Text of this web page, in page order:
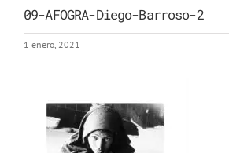
09-AFOGRA-Diego-Barroso-2
1 enero, 2021